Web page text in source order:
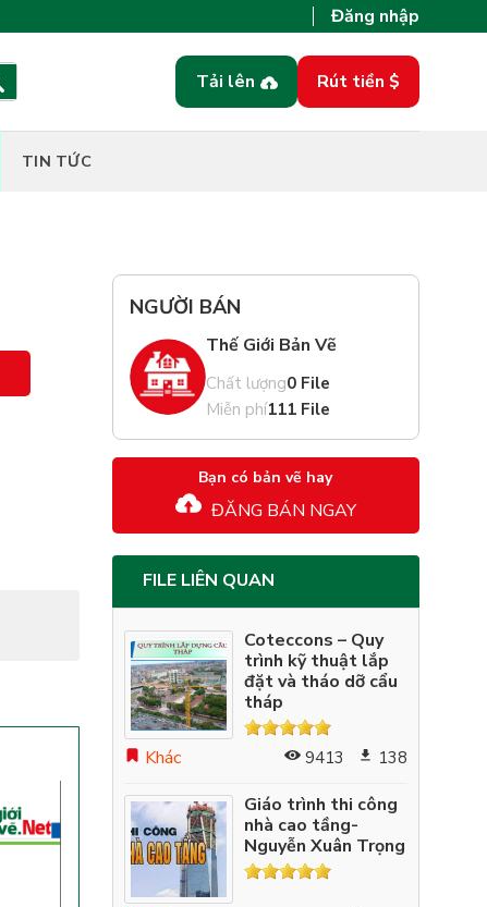
Đăng nhập
Tải lên Rút tiền $
TIN TỨC
NGƯỜI BÁN
Thế Giới Bản Vẽ
Chất lượng0 File
Miễn phí111 File
Bạn có bản vẽ hay
ĐĂNG BÁN NGAY
FILE LIÊN QUAN
Coteccons – Quy
trình kỹ thuật lắp
đặt và tháo dỡ cẩu
tháp
Khác 9413 138
Giáo trình thi công
nhà cao tầng-
Nguyễn Xuân Trọng